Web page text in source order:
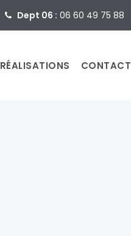
Dept 06 : 06 60 49 75 88
RÉALISATIONS CONTACT